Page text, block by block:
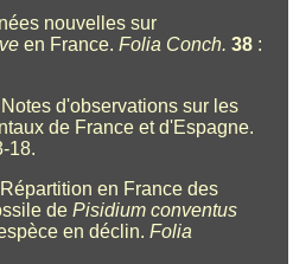
nouvelles sur
en France.Folia Conch. 38 :
d'observations sur les
de France et d'Espagne.
18.
en France des
dePisidium conventus
en déclin.Folia